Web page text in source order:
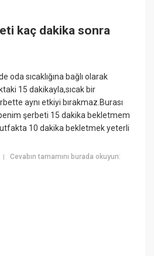
kaç dakika sonra
oda sıcaklığına bağlı olarak
15 dakikayla,sıcak bir
aynı etkiyi bırakmaz.Burası
şerbeti 15 dakika bekletmem
10 dakika bekletmek yeterli
|Cevabın tamamını burada okuyun: